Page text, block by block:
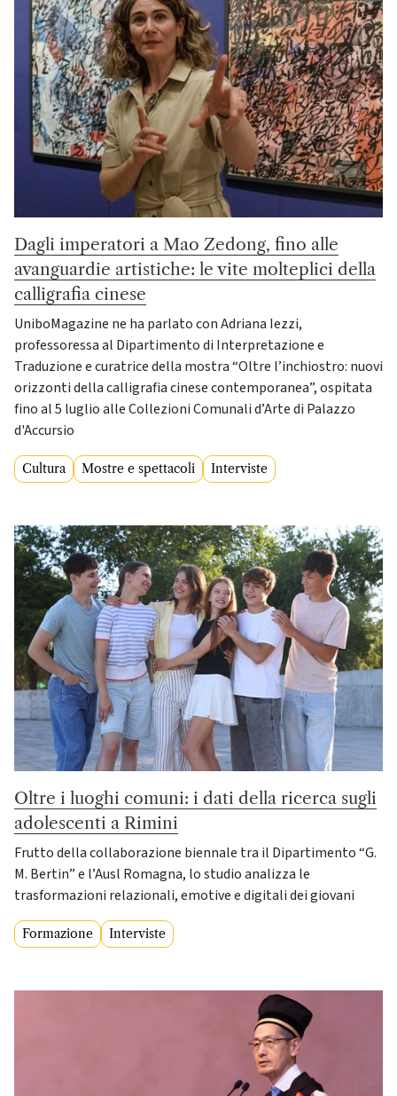
Dagli imperatori a Mao Zedong, fino alle
avanguardie artistiche: le vite molteplici della
calligrafia cinese
UniboMagazine ne ha parlato con Adriana Iezzi,
professoressa al Dipartimento di Interpretazione e
Traduzione e curatrice della mostra “Oltre l’inchiostro: nuovi
orizzonti della calligrafia cinese contemporanea”, ospitata
fino al 5 luglio alle Collezioni Comunali d’Arte di Palazzo
d'Accursio
Cultura Mostre e spettacoli Interviste
Oltre i luoghi comuni: i dati della ricerca sugli
adolescenti a Rimini
Frutto della collaborazione biennale tra il Dipartimento “G.
M. Bertin” e l’Ausl Romagna, lo studio analizza le
trasformazioni relazionali, emotive e digitali dei giovani
Formazione Interviste